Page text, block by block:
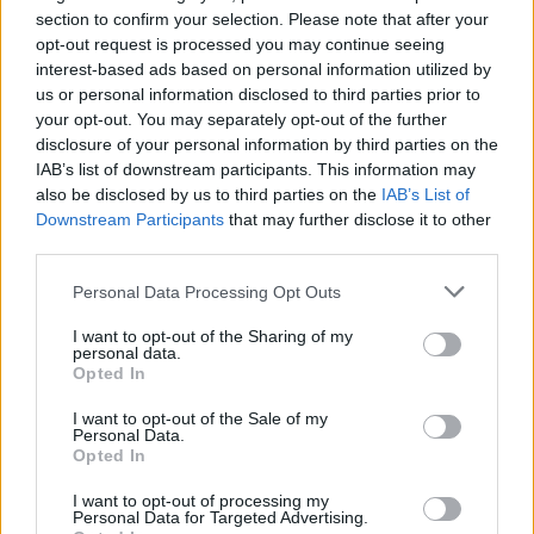
section to confirm your selection. Please note that after your
opt-out request is processed you may continue seeing
interest-based ads based on personal information utilized by
us or personal information disclosed to third parties prior to
your opt-out. You may separately opt-out of the further
disclosure of your personal information by third parties on the
IAB’s list of downstream participants. This information may
also be disclosed by us to third parties on the IAB’s List of
Downstream Participants that may further disclose it to other
Personal Data Processing Opt Outs
I want to opt-out of the Sharing of my
personal data.
Opted In
I want to opt-out of the Sale of my
Personal Data.
Opted In
I want to opt-out of processing my
Personal Data for Targeted Advertising.